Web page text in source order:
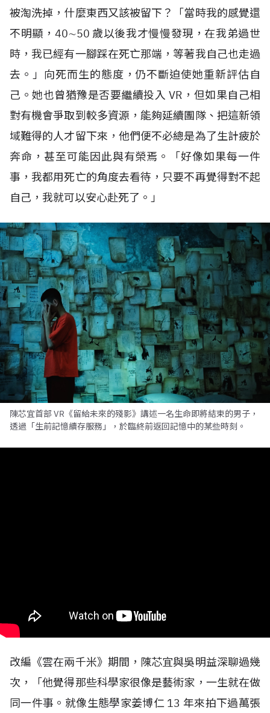
被淘洗掉，什麼東西又該被留下？「當時我的感覺還
不明顯， 40∼50 歲以後我才慢慢發現，在我弟過世
時，我已經有一腳踩在死亡那端，等著我自己也走過
去。」向死而生的態度，仍不斷迫使她重新評估自
己。她也曾猶豫是否要繼續投入 VR ，但如果自己相
對有機會爭取到較多資源，能夠延續團隊、把這新領
域難得的人才留下來，他們便不必總是為了生計疲於
奔命，甚至可能因此與有榮焉。「好像如果每一件
事，我都用死亡的角度去看待，只要不再覺得對不起
自己，我就可以安心赴死了。」
陳芯宜首部 VR《留給未來的殘影》講述一名生命即將結束的男子，
透過「生前記憶續存服務」，於臨終前返回記憶中的某些時刻。
改編《雲在兩千米》期間，陳芯宜與吳明益深聊過幾
次，「他覺得那些科學家很像是藝術家，一生就在做
同一件事。就像生態學家姜博仁 13 年來拍下過萬張